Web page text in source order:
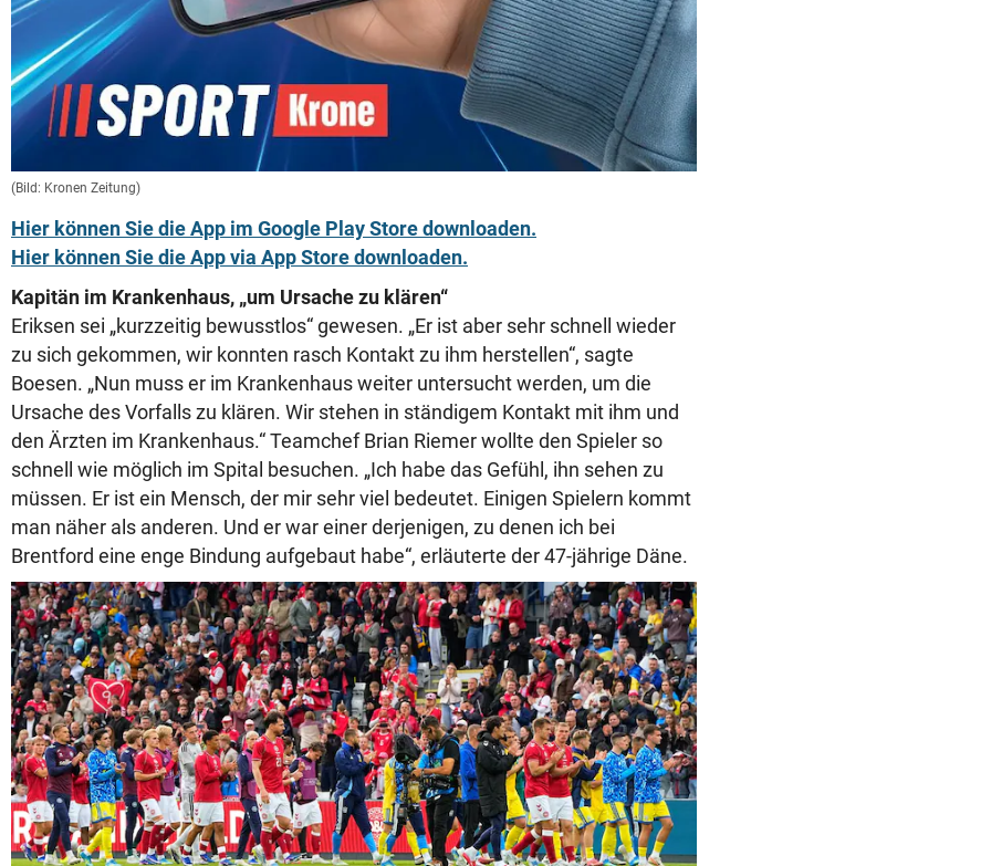
(Bild: Kronen Zeitung)
Hier können Sie die App im Google Play Store downloaden.
Hier können Sie die App via App Store downloaden.
Kapitän im Krankenhaus, „um Ursache zu klären“
Eriksen sei „kurzzeitig bewusstlos“ gewesen. „Er ist aber sehr schnell wieder
zu sich gekommen, wir konnten rasch Kontakt zu ihm herstellen“, sagte
Boesen. „Nun muss er im Krankenhaus weiter untersucht werden, um die
Ursache des Vorfalls zu klären. Wir stehen in ständigem Kontakt mit ihm und
den Ärzten im Krankenhaus.“ Teamchef Brian Riemer wollte den Spieler so
schnell wie möglich im Spital besuchen. „Ich habe das Gefühl, ihn sehen zu
müssen. Er ist ein Mensch, der mir sehr viel bedeutet. Einigen Spielern kommt
man näher als anderen. Und er war einer derjenigen, zu denen ich bei
Brentford eine enge Bindung aufgebaut habe“, erläuterte der 47-jährige Däne.